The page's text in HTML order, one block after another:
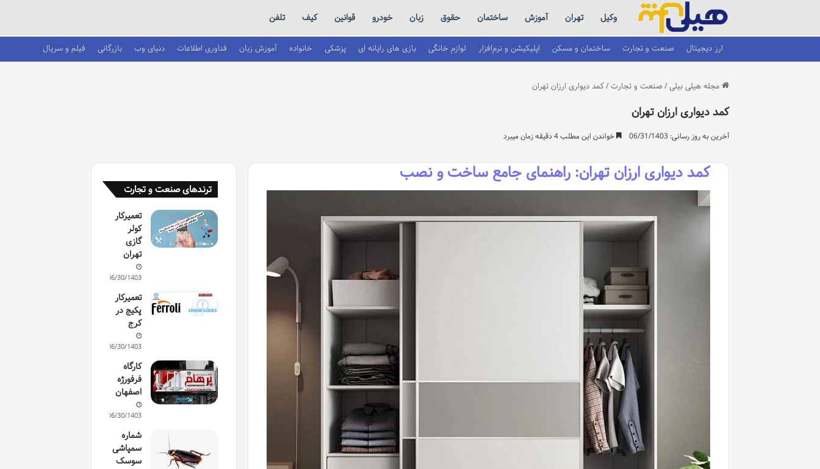
وکیل تهران آموزش ساختمان حقوق زبان خودرو قوانین کیف تلفن
ارز دیجیتال صنعت و تجارت ساختمان و مسکن اپلیکیشن و نرم‌افزار لوازم خانگی بازی های رایانه ای پزشکی خانواده آموزش زبان فناوری اطلاعات دنیای وب بازرگانی فیلم و سریال
مجله هیلی بیلی/ صنعت و تجارت/کمد دیواری ارزان تهران
کمد دیواری ارزان تهران
آخرین به روز رسانی: 06/31/1403 خواندن این مطلب 4 دقیقه زمان میبرد
کمد دیواری ارزان تهران: راهنمای جامع ساخت و نصب
ترندهای صنعت و تجارت
تعمیرکار
کولر
گازی
تهران
06/30/1403
تعمیرکار
پکیج در
کرج
06/30/1403
کارگاه
فرفورژه
اصفهان
06/30/1403
شماره
سمپاشی
سوسک